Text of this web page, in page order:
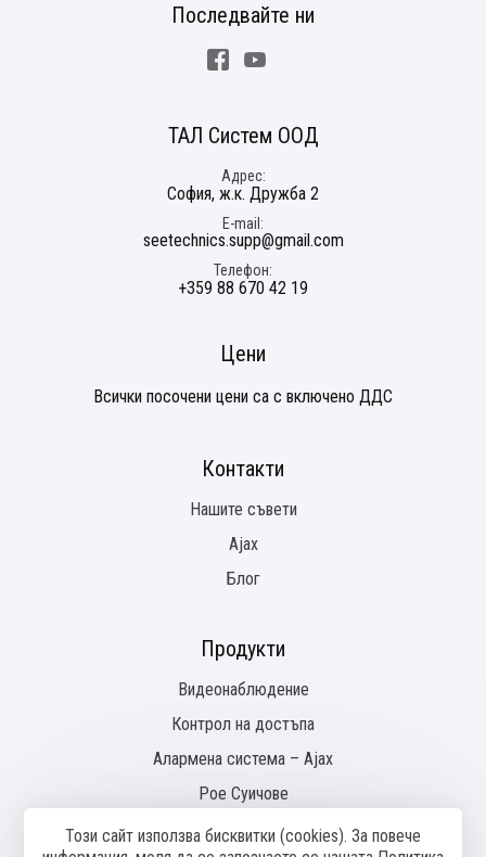
Контакти
Нашите съвети
Ajax
Блог
Продукти
Видеонаблюдение
Контрол на достъпа
Алармена система – Ajax
Pое Суичове
Цени
Всички посочени цени са с включено ДДС
ТАЛ Систем ООД
Адрес
София, ж.к. Дружба 2
E-mail
seetechnics.supp@gmail.com
Телефон
+359 88 670 42 19
Последвайте ни
Facebook
Този сайт използва бисквитки (cookies). За повече